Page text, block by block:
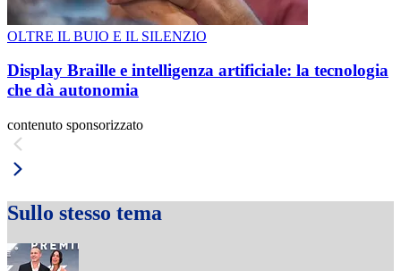
OLTRE IL BUIO E IL SILENZIO
Display Braille e intelligenza artificiale: la tecnologia
che dà autonomia
contenuto sponsorizzato
Sullo stesso tema